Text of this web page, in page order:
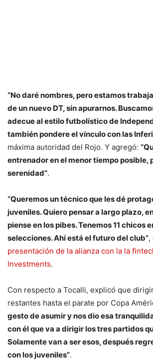
“No daré nombres, pero estamos
de un nuevo DT, sin apurarnos.
adecue al estilo futbolístico de
también pondere el vínculo con las
máxima autoridad del Rojo. Y agregó:
entrenador en el menor tiempo posible,
serenidad”.
“Queremos un técnico que les dé
juveniles. Quiero pensar a largo plazo,
piense en los pibes. Tenemos 11 chicos
selecciones. Ahí está el futuro del club”,
presentación de la alianza con la la
Investments.
Con respecto a Tocalli, explicó que
restantes hasta el parate por Copa
gesto de asumir y nos dio esa
con él que va a dirigir los tres partidos
Solamente van a ser esos, después
con los juveniles”.